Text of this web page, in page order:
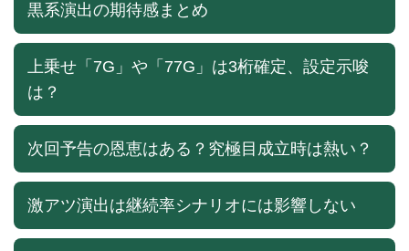
黒系演出の期待感まとめ
上乗せ「7G」や「77G」は3桁確定、設定示唆
は？
次回予告の恩恵はある？究極目成立時は熱い？
激アツ演出は継続率シナリオには影響しない